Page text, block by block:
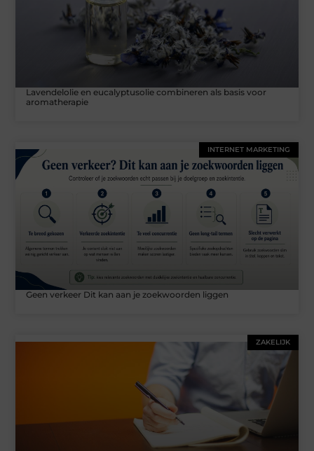
Lavendelolie en eucalyptusolie combineren als basis voor
aromatherapie
INTERNET MARKETING
Geen verkeer Dit kan aan je zoekwoorden liggen
ZAKELIJK